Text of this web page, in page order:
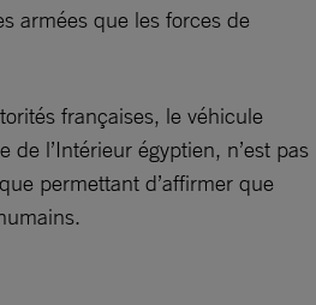
armées que les forces de
françaises, le véhicule
l’Intérieur égyptien, n’est pas
permettant d’affirmer que